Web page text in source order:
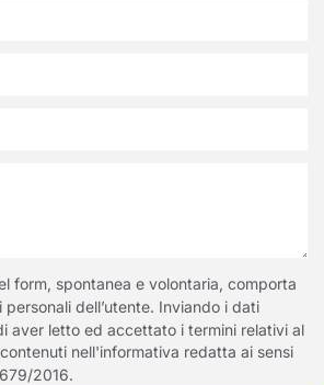
form, spontanea e volontaria, comporta
personali dell’utente. Inviando i dati
aver letto ed accettato i termini relativi al
nell'informativa redatta ai sensi
2016.